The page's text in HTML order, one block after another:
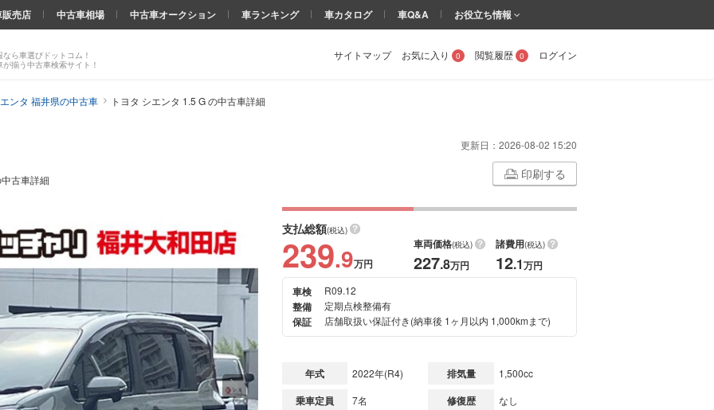
ら車選びドットコム！
揃う中古車検索サイト！
サイトマップ お気に入り 0 閲覧履歴 0 ログイン
売店 中古車相場 中古車オークション 車ランキング 車カタログ 車Q&A お役立ち情報
ンタ 福井県の中古車 トヨタ シエンタ 1.5 G の中古車詳細
更新日： 2026-08-02 15:20
古車詳細 印刷する
次の
支払総額(税込)
239.9万円
車両価格(税込)
227.8万円
諸費用(税込)
12.1万円
車検
R09.12
整備 定期点検整備有
保証 店舗取扱い保証付き(納車後 1ヶ月以内 1,000kmまで)
年式 2022年(R4) 排気量 1,500cc
乗車定員 7名 修復歴 なし